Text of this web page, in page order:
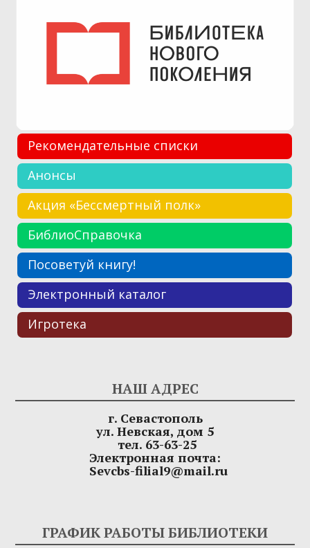
Рекомендательные списки
Анонсы
Акция «Бессмертный полк»
БиблиоСправочка
Посоветуй книгу!
Электронный каталог
Игротека
НАШ АДРЕС
г. Севастополь
ул. Невская, дом 5
тел. 63-63-25
Электронная почта:
Sevcbs-filial9@mail.ru
ГРАФИК РАБОТЫ БИБЛИОТЕКИ